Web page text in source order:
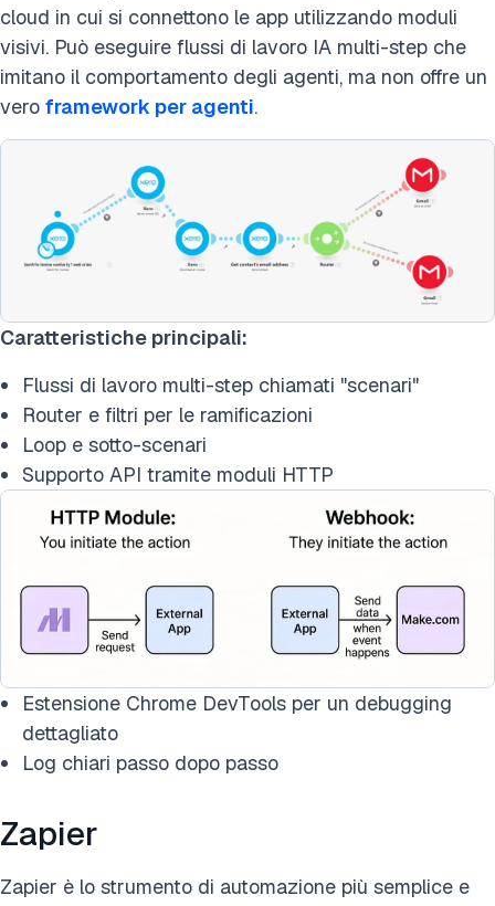
cloud in cui si connettono le app utilizzando moduli
visivi. Può eseguire flussi di lavoro IA multi-step che
imitano il comportamento degli agenti, ma non offre un
vero framework per agenti.
Caratteristiche principali:
Flussi di lavoro multi-step chiamati "scenari"
Router e filtri per le ramificazioni
Loop e sotto-scenari
Supporto API tramite moduli HTTP
Estensione Chrome DevTools per un debugging
dettagliato
Log chiari passo dopo passo
Zapier
Zapier è lo strumento di automazione più semplice e